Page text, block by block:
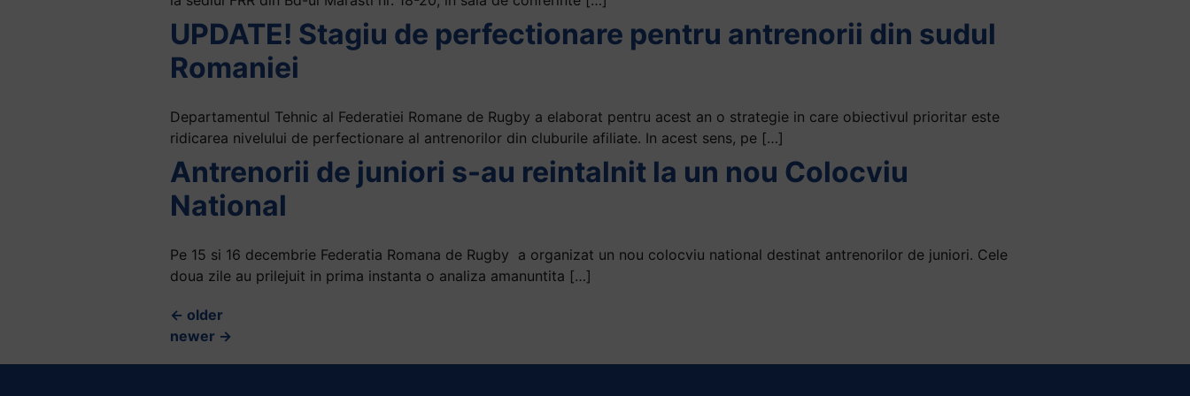
UPDATE! Stagiu de perfectionare pentru antrenorii din sudul
Romaniei
Departamentul Tehnic al Federatiei Romane de Rugby a elaborat pentru acest an o strategie in care obiectivul prioritar este
ridicarea nivelului de perfectionare al antrenorilor din cluburile afiliate. In acest sens, pe […]
Antrenorii de juniori s-au reintalnit la un nou Colocviu
National
Pe 15 si 16 decembrie Federatia Romana de Rugby a organizat un nou colocviu national destinat antrenorilor de juniori. Cele
doua zile au prilejuit in prima instanta o analiza amanuntita […]
← older
newer →